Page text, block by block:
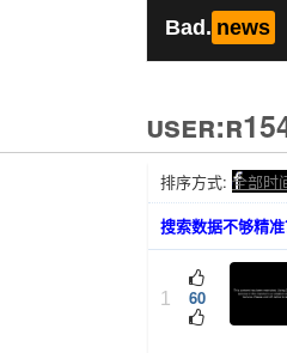
Bad. news
排序方式: 全部时
搜索数据不够精
1 60